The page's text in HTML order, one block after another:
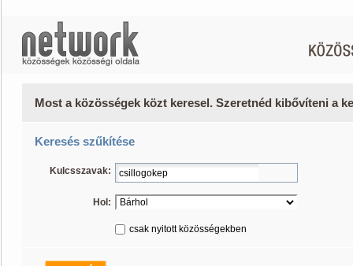
Most a közösségek közt keresel. Szeretnéd kibővíteni a
Keresés szűkítése
Kulcsszavak:
Hol:
csak nyitott közösségekben